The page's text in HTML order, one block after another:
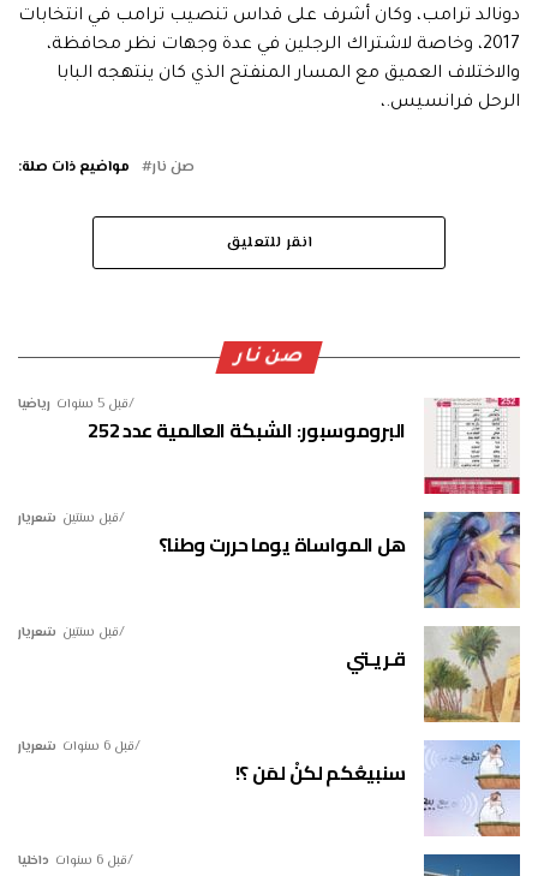
دونالد ترامب، وكان أشرف على قداس تنصيب ترامب في انتخابات
2017، وخاصة لاشتراك الرجلين في عدة وجهات نظر محافظة،
والاختلاف العميق مع المسار المنفتح الذي كان ينتهجه البابا
الرحل فرانسيس.،
مواضيع ذات صلة: صن نار
انقر للتعليق
صن نار
رياضيا قبل 5 سنوات
البروموسبور: الشبكة العالمية عدد 252
شعريار قبل سنتين
هل المواساة يوما حررت وطنا؟
شعريار قبل سنتين
قـريـتي
شعريار قبل 6 سنوات
سنبيعُكم لكنْ لمَن ؟!
داخليا قبل 6 سنوات